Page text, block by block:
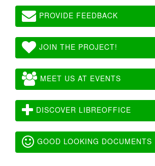
PROVIDE FEEDBACK
JOIN THE PROJECT!
MEET US AT EVENTS
DISCOVER LIBREOFFICE
GOOD LOOKING DOCUMENTS